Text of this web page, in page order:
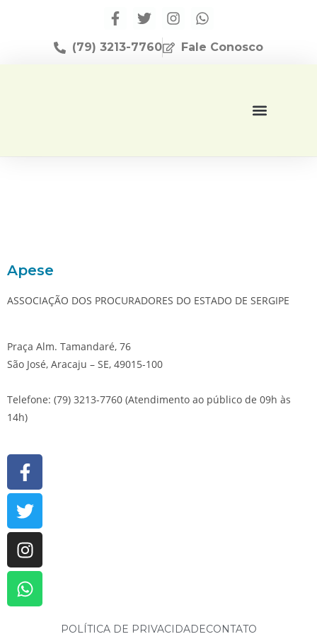
(79) 3213-7760 Fale Conosco
Apese
ASSOCIAÇÃO DOS PROCURADORES DO ESTADO DE SERGIPE
Praça Alm. Tamandaré, 76
São José, Aracaju – SE, 49015-100
Telefone: (79) 3213-7760 (Atendimento ao público de 09h às
14h)
POLÍTICA DE PRIVACIDADECONTATO